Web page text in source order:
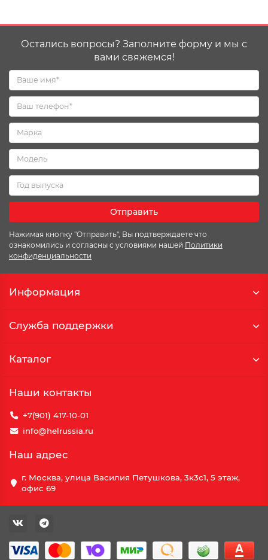
Остались вопросы? Заполните форму и мы с
вами свяжемся!
Отправить
Нажимая кнопку "Отправить", Вы подтверждаете что
ознакомились и согласны с условиями нашей Политики
конфиденциальности
Информация
Служба поддержки
Каталог
Наши контакты
+7(901) 417-10-01
info@helrussia.ru
Наш адрес
г. Москва, улица Василия Петушкова, 3к3c1, 5 этаж,
офис 69